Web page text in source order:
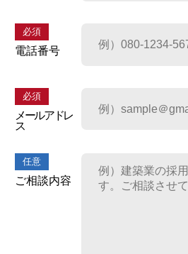
必須
電話番号
必須
メールアドレ
ス
任意
ご相談内容